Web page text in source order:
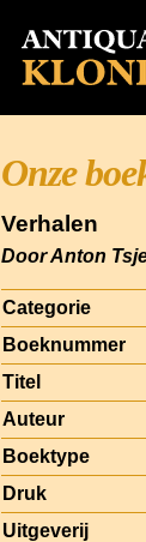
Onze
Verhalen
Door Anton
Categorie
Boeknummer
Titel
Auteur
Boektype
Druk
Uitgeverij